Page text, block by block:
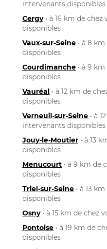
intervenants disponibles
Cergy• à 16 km de chez
disponibles
Vaux-sur-Seine • à 8
disponibles
Courdimanche • à 9
disponibles
Vauréal • à 12 km de
disponibles
Verneuil-sur-Seine • à
intervenants disponibles
Jouy-le-Moutier • à 13
disponibles
Menucourt • à 9 km de
disponibles
Triel-sur-Seine • à 13
disponibles
Osny• à 15 km de chez
Pontoise • à 19 km de
disponibles